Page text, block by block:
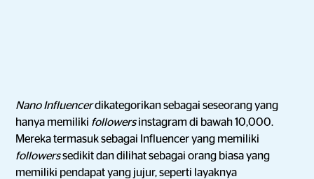
Nano Influencerdikategorikan sebagai seseorang yang
hanya memiliki followersinstagram di bawah 10,000.
Mereka termasuk sebagai Influencer yang memiliki
followerssedikit dan dilihat sebagai orang biasa yang
memiliki pendapat yang jujur, seperti layaknya